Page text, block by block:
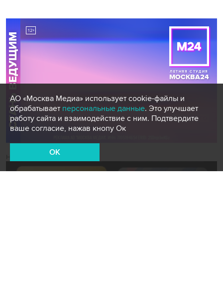
Новости СМИ2
АО «Москва Медиа» использует cookie-файлы и
обрабатывает персональные данные. Это улучшает
работу сайта и взаимодействие с ним. Подтвердите
ваше согласие, нажав кнопу Ок
OK